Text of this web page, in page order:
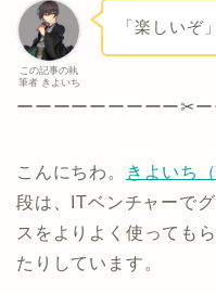
この記事の執
筆者 きよいち
「楽しいぞ
ーーーーーーーーー✂︎
こんにちわ。 きよいち
段は、ITベンチャーで
スをよりよく使っても
たりしています。